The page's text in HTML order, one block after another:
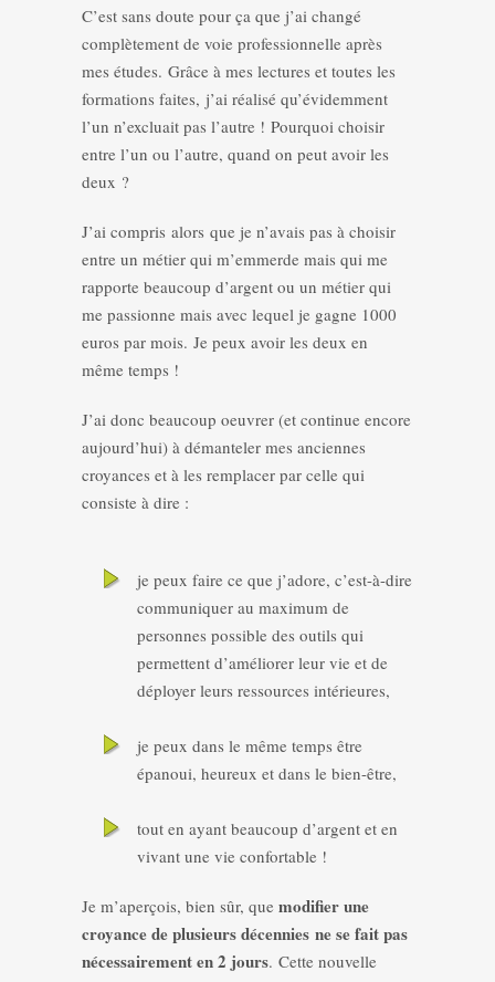
C’est sans doute pour ça que j’ai changé
complètement de voie professionnelle après
mes études. Grâce à mes lectures et toutes les
formations faites, j’ai réalisé qu’évidemment
l’un n’excluait pas l’autre ! Pourquoi choisir
entre l’un ou l’autre, quand on peut avoir les
deux ?
J’ai compris alors que je n’avais pas à choisir
entre un métier qui m’emmerde mais qui me
rapporte beaucoup d’argent ou un métier qui
me passionne mais avec lequel je gagne 1000
euros par mois. Je peux avoir les deux en
même temps !
J’ai donc beaucoup oeuvrer (et continue encore
aujourd’hui) à démanteler mes anciennes
croyances et à les remplacer par celle qui
consiste à dire :
je peux faire ce que j’adore, c’est-à-dire
communiquer au maximum de
personnes possible des outils qui
permettent d’améliorer leur vie et de
déployer leurs ressources intérieures,
je peux dans le même temps être
épanoui, heureux et dans le bien-être,
tout en ayant beaucoup d’argent et en
vivant une vie confortable !
Je m’aperçois, bien sûr, que modifier une
croyance de plusieurs décennies ne se fait pas
nécessairement en 2 jours. Cette nouvelle